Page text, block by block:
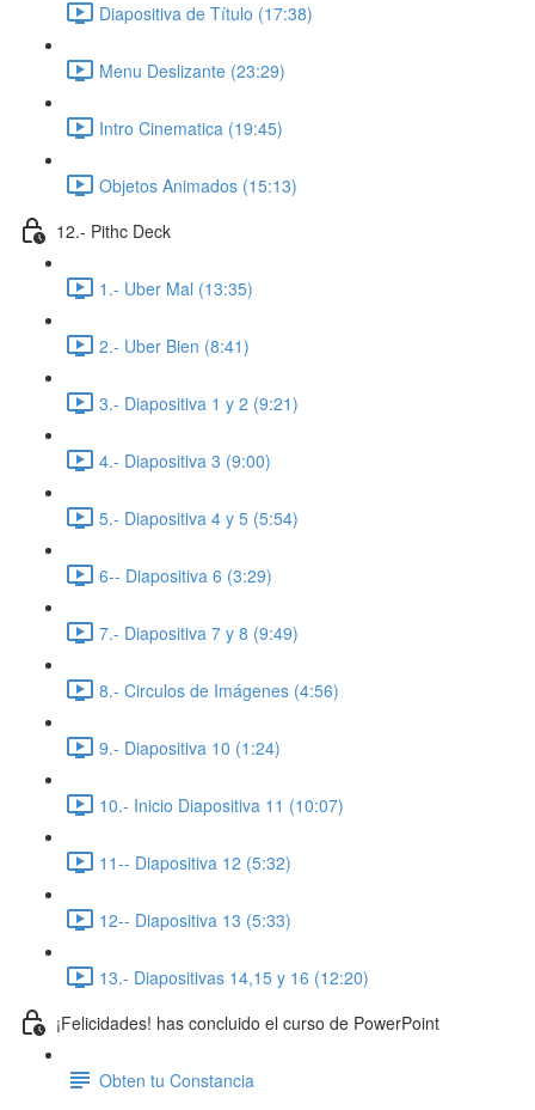
Diapositiva de Título (17:38)
Menu Deslizante (23:29)
Intro Cinematica (19:45)
Objetos Animados (15:13)
12.- Pithc Deck
1.- Uber Mal (13:35)
2.- Uber Bien (8:41)
3.- Diapositiva 1 y 2 (9:21)
4.- Diapositiva 3 (9:00)
5.- Diapositiva 4 y 5 (5:54)
6-- Diapositiva 6 (3:29)
7.- Diapositiva 7 y 8 (9:49)
8.- Circulos de Imágenes (4:56)
9.- Diapositiva 10 (1:24)
10.- Inicio Diapositiva 11 (10:07)
11-- Diapositiva 12 (5:32)
12-- Diapositiva 13 (5:33)
13.- Diapositivas 14,15 y 16 (12:20)
¡Felicidades! has concluido el curso de PowerPoint
Obten tu Constancia